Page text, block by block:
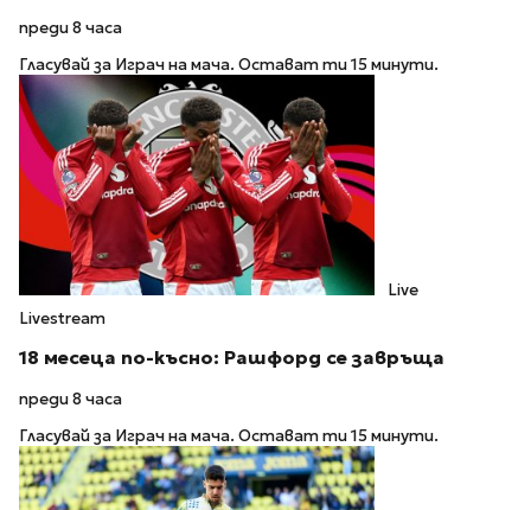
преди 8 часа
Гласувай за Играч на мача. Остават ти 15 минути.
Live
Livestream
18 месеца по-късно: Рашфорд се завръща
преди 8 часа
Гласувай за Играч на мача. Остават ти 15 минути.